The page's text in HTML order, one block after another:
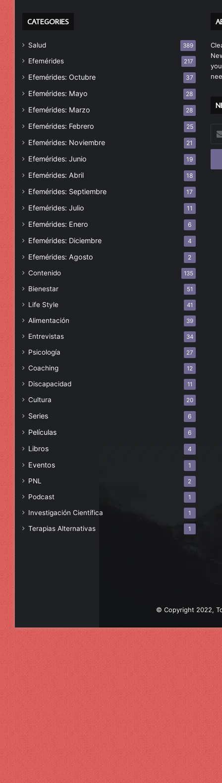
CATEGORIES
Salud 389
Efemérides 217
Efemérides: Octubre 37
Efemérides: Mayo 28
Efemérides: Marzo 28
Efemérides: Febrero 25
Efemérides: Noviembre 21
Efemérides: Junio 19
Efemérides: Abril 18
Efemérides: Septiembre 17
Efemérides: Julio 11
Efemérides: Enero 6
Efemérides: Diciembre 4
Efemérides: Agosto 2
Contenido 135
Bienestar 51
Life Style 41
Alimentación 39
Entrevistas 34
Psicología 27
Coaching 12
Discapacidad 11
Cultura 20
Series 6
Películas 6
Libros 4
Eventos 1
PNL 2
Podcast 1
Investigación Científica 1
Terapias Alternativas 1
© Copyright 2022,